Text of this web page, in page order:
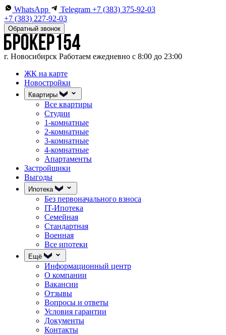
WhatsApp Telegram +7 (383) 375-92-03
+7 (383) 227-92-03
Обратный звонок
г. Новосибирск Работаем ежедневно с 8:00 до 23:00
ЖК на карте
Новостройки
Квартиры
Все квартиры
Студии
1-комнатные
2-комнатные
3-комнатные
4-комнатные
Апартаменты
Застройщики
Выгоды
Ипотека
Без первоначального взноса
IT-Ипотека
Семейная
Стандартная
Военная
Все ипотеки
Ещё
Информационный центр
О компании
Вакансии
Отзывы
Вопросы и ответы
Условия гарантии
Документы
Контакты